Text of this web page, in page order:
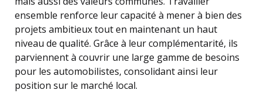
ensemble renforce leur capacité à mener à bien des
projets ambitieux tout en maintenant un haut
niveau de qualité. Grâce à leur complémentarité, ils
parviennent à couvrir une large gamme de besoins
pour les automobilistes, consolidant ainsi leur
position sur le marché local.